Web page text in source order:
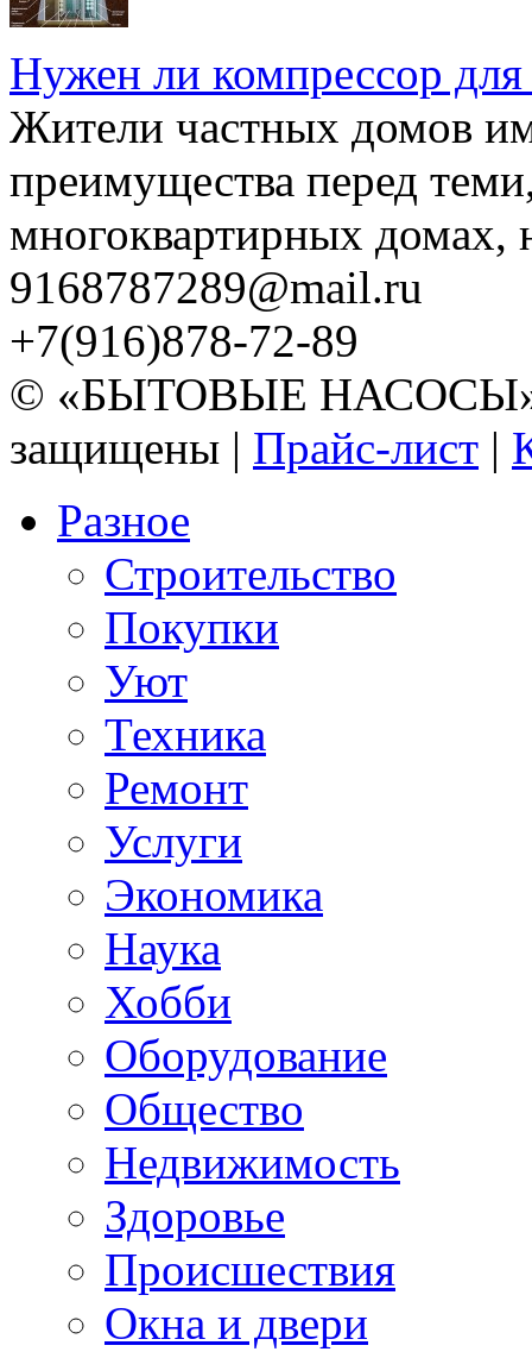
Нужен ли компрессор для
Жители частных домов
преимущества перед
многоквартирных домах,
9168787289@mail.ru
+7(916)878-72-89
© «БЫТОВЫЕ НАСОСЫ»
защищены | Прайс-лист |
Разное
Строительство
Покупки
Уют
Техника
Ремонт
Услуги
Экономика
Наука
Хобби
Оборудование
Общество
Недвижимость
Здоровье
Происшествия
Окна и двери